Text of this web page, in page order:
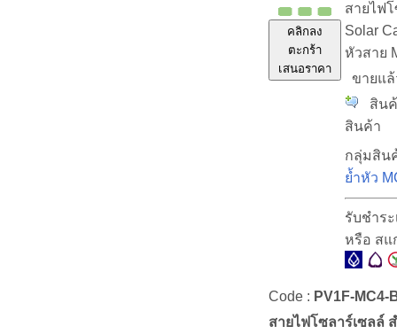
คลิกลง
ตะกร้า
เสนอราคา
สายไฟ
Solar
หัวสาย
ขายแ
สินค้
สินค้า
กลุ่มสิน
ย้ำหัว
รับชำร
หรือ สแ
Code : PV1F-MC4-
สายไฟโซลาร์เซลล์